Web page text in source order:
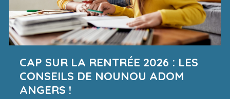
CAP SUR LA RENTRÉE 2026 : LES
CONSEILS DE NOUNOU ADOM
ANGERS !